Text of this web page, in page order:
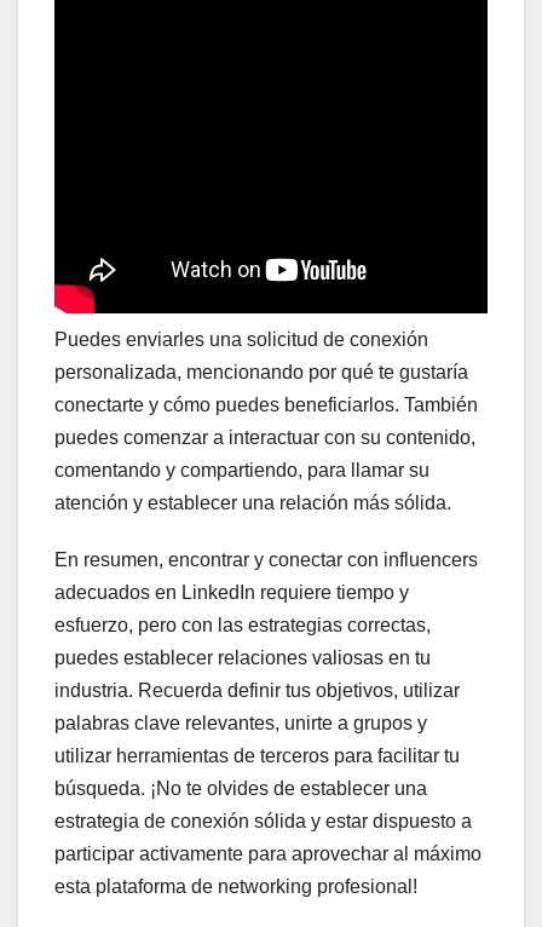
Puedes enviarles una solicitud de conexión
personalizada, mencionando por qué te gustaría
conectarte y cómo puedes beneficiarlos. También
puedes comenzar a interactuar con su contenido,
comentando y compartiendo, para llamar su
atención y establecer una relación más sólida.
En resumen, encontrar y conectar con influencers
adecuados en LinkedIn requiere tiempo y
esfuerzo, pero con las estrategias correctas,
puedes establecer relaciones valiosas en tu
industria. Recuerda definir tus objetivos, utilizar
palabras clave relevantes, unirte a grupos y
utilizar herramientas de terceros para facilitar tu
búsqueda. ¡No te olvides de establecer una
estrategia de conexión sólida y estar dispuesto a
participar activamente para aprovechar al máximo
esta plataforma de networking profesional!